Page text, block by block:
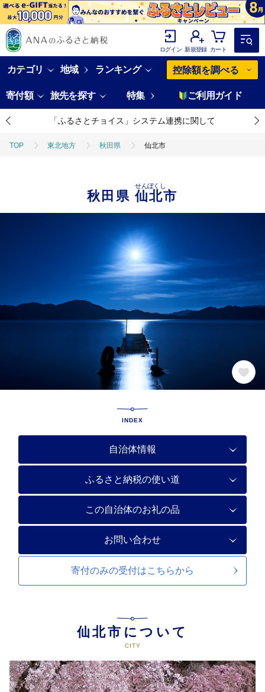
ログイン 新規登録 カート
カテゴリ 地域 ランキング 控除額を調べる
寄付額 旅先を探す 特集 ご利用ガイド
「ふるさとチョイス」システム連携に関して
TOP 東北地方 秋田県 仙北市
秋田県仙北市
せんぼくし
INDEX
自治体情報
ふるさと納税の使い道
この自治体のお礼の品
お問い合わせ
寄付のみの受付はこちらから
仙北市について